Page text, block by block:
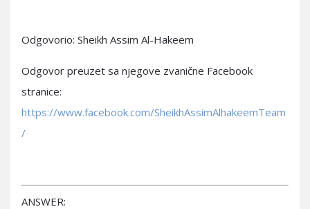
Odgovorio: Sheikh Assim Al-Hakeem
Odgovor preuzet sa njegove zvanične Facebook
stranice:
https://www.facebook.com/SheikhAssimAlhakeemTeam
/
ANSWER: